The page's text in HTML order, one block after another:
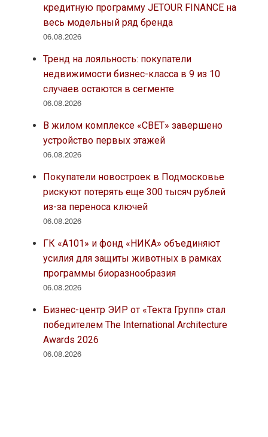
кредитную программу JETOUR FINANCE на
весь модельный ряд бренда
06.08.2026
Тренд на лояльность: покупатели
недвижимости бизнес-класса в 9 из 10
случаев остаются в сегменте
06.08.2026
В жилом комплексе «СВЕТ» завершено
устройство первых этажей
06.08.2026
Покупатели новостроек в Подмосковье
рискуют потерять еще 300 тысяч рублей
из-за переноса ключей
06.08.2026
ГК «А101» и фонд «НИКА» объединяют
усилия для защиты животных в рамках
программы биоразнообразия
06.08.2026
Бизнес-центр ЭИР от «Текта Групп» стал
победителем The International Architecture
Awards 2026
06.08.2026